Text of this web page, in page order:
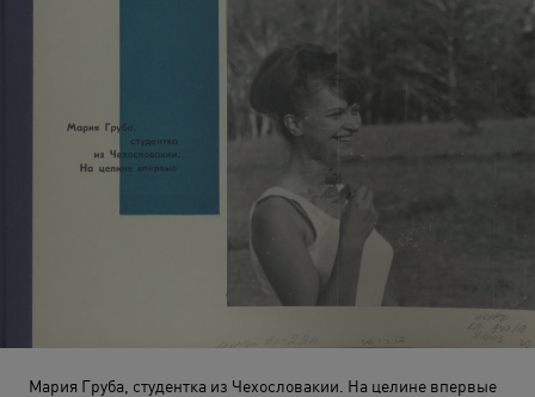
Мария Груба, студентка из Чехословакии. На целине впервые